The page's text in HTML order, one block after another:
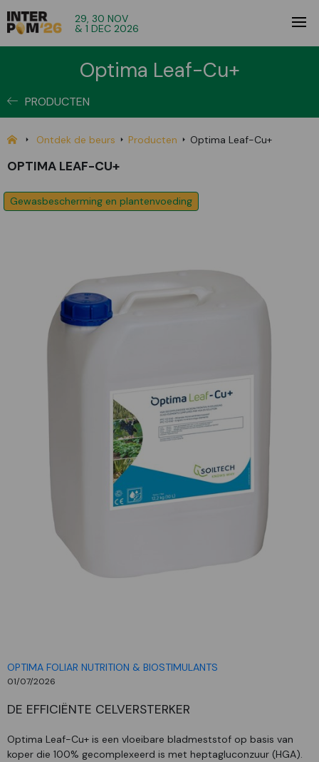
29, 30 NOV
& 1 DEC 2026
Optima Leaf-Cu+
PRODUCTEN
Ontdek de beurs Producten Optima Leaf-Cu+
OPTIMA LEAF-CU+
Gewasbescherming en plantenvoeding
OPTIMA FOLIAR NUTRITION & BIOSTIMULANTS
01/07/2026
DE EFFICIËNTE CELVERSTERKER
Optima Leaf-Cu+ is een vloeibare bladmeststof op basis van
koper die 100% gecomplexeerd is met heptagluconzuur (HGA).